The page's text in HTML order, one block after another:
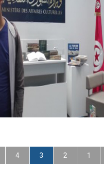
1
2
3
4